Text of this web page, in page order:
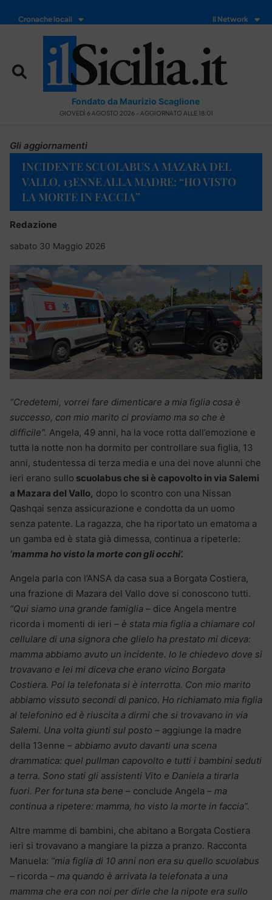
Cronache locali Il Network
Fondato da Maurizio Scaglione
GIOVEDÌ 6 AGOSTO 2026 - AGGIORNATO ALLE 18:01
Gli aggiornamenti
INCIDENTE SCUOLABUS A MAZARA DEL
VALLO, 13ENNE ALLA MADRE: “HO VISTO
LA MORTE IN FACCIA”
Redazione
sabato 30 Maggio 2026
“Credetemi, vorrei fare dimenticare a mia figlia cosa è
successo, con mio marito ci proviamo ma so che è
difficile”. Angela, 49 anni, ha la voce rotta dall’emozione e
tutta la notte non ha dormito per controllare sua figlia, 13
anni, studentessa di terza media e una dei nove alunni che
ieri erano sullo scuolabus che si è capovolto in via Salemi
a Mazara del Vallo, dopo lo scontro con una Nissan
Qashqai senza assicurazione e condotta da un uomo
senza patente. La ragazza, che ha riportato un ematoma a
un gamba ed è stata già dimessa, continua a ripeterle:
‘mamma ho visto la morte con gli occhi’.
Angela parla con l’ANSA da casa sua a Borgata Costiera,
una frazione di Mazara del Vallo dove si conoscono tutti.
“Qui siamo una grande famiglia – dice Angela mentre
ricorda i momenti di ieri – è stata mia figlia a chiamare col
cellulare di una signora che glielo ha prestato mi diceva:
mamma abbiamo avuto un incidente. Io le chiedevo dove si
trovavano e lei mi diceva che erano vicino Borgata
Costiera. Poi la telefonata si è interrotta. Con mio marito
abbiamo vissuto secondi di panico. Ho richiamato mia figlia
al telefonino ed è riuscita a dirmi che si trovavano in via
Salemi. Una volta giunti sul posto – aggiunge la madre
della 13enne – abbiamo avuto davanti una scena
drammatica: quel pullman capovolto e tutti i bambini seduti
a terra. Sono stati gli assistenti Vito e Daniela a tirarla
fuori. Per fortuna sta bene – conclude Angela – ma
continua a ripetere: mamma, ho visto la morte in faccia”.
Altre mamme di bambini, che abitano a Borgata Costiera
ieri si trovavano a mangiare la pizza a pranzo. Racconta
Manuela: “mia figlia di 10 anni non era su quello scuolabus
– ricorda – ma quando è arrivata la telefonata a una
mamma che era con noi per dirle che la nipote era sullo